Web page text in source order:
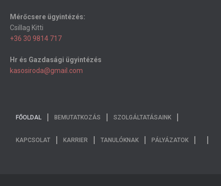
Mérőcsere ügyintézés:
Csillag Kitti
+36 30 9814 717
Hr és Gazdasági ügyintézés
kasosiroda@gmail.com
FŐOLDAL BEMUTATKOZÁS SZOLGÁLTATÁSAINK
KAPCSOLAT KARRIER TANULÓKNAK PÁLYÁZATOK